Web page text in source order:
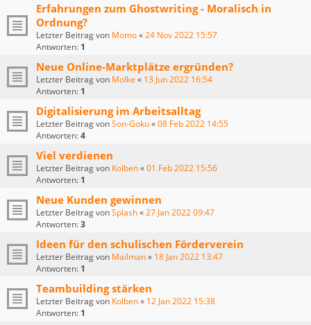
Erfahrungen zum Ghostwriting - Moralisch in
Ordnung?
Letzter Beitrag von Momo«24 Nov 2022 15:57
Antworten: 1
Neue Online-Marktplätze ergründen?
Letzter Beitrag von Molke « 13 Jun 2022 16:54
Antworten: 1
Digitalisierung im Arbeitsalltag
Letzter Beitrag vonSon-Goku«08 Feb 2022 14:55
Antworten:4
Viel verdienen
Letzter Beitrag von Kolben«01 Feb 2022 15:56
Antworten: 1
Neue Kunden gewinnen
Letzter Beitrag vonSplash«27 Jan 2022 09:47
Antworten:3
Ideen für den schulischen Förderverein
Letzter Beitrag von Mailman« 18 Jan 2022 13:47
Antworten: 1
Teambuilding stärken
Letzter Beitrag von Kolben« 12 Jan 2022 15:38
Antworten: 1